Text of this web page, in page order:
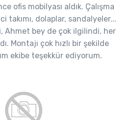
ofis mobilyası aldık. Çalışma
takımı, dolaplar, sandalyeler...
Ahmet bey de çok ilgilindi, her
Montajı çok hızlı bir şekilde
ekibe teşekkür ediyorum.